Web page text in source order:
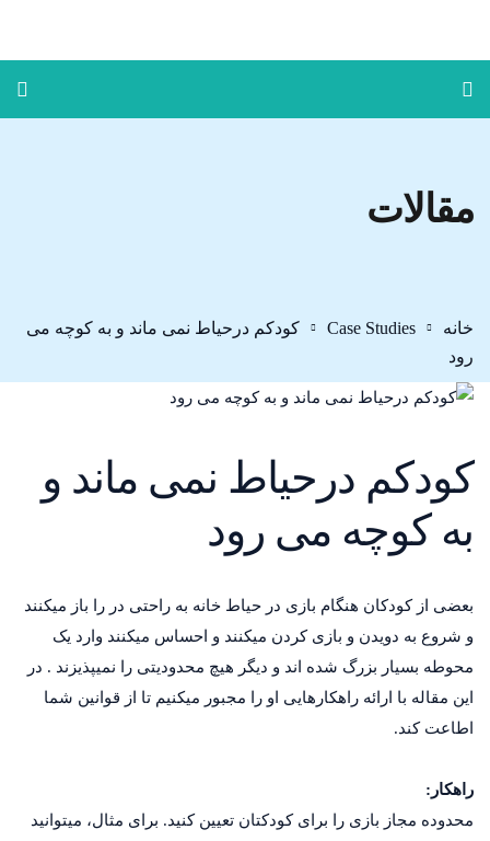
مقالات
خانه Case Studies
کودکم درحیاط نمی ماند و به کوچه می
رود
کودکم درحیاط نمی ماند و
به کوچه می رود
بعضی از کودکان هنگام بازی در حیاط خانه به راحتی در را باز می­کنند
و شروع به دویدن و بازی کردن می­کنند و احساس می­کنند وارد یک
محوطه بسیار بزرگ شده اند و دیگر هیچ محدودیتی را نمی­پذیزند . در
این مقاله با ارائه راهکارهایی او را مجبور می­کنیم تا از قوانین شما
اطاعت کند.
راهکار:
محدوده مجاز بازی را برای کودکتان تعیین کنید. برای مثال، می­توانید